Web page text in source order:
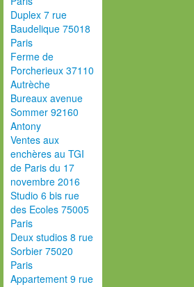
Duplex 7 rue
Baudelique 75018
Paris
Ferme de
Porcherieux 37110
Autrèche
Bureaux avenue
Sommer 92160
Antony
Ventes aux
enchères au TGI
de Paris du 17
novembre 2016
Studio 6 bis rue
des Ecoles 75005
Paris
Deux studios 8 rue
Sorbier 75020
Paris
Appartement 9 rue